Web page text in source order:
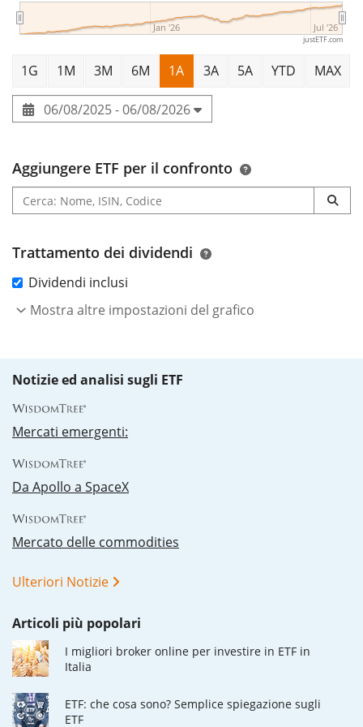
Jan '26 Jul '26
justETF.com
1G 1M 3M 6M 1A 3A 5A YTD MAX
06/08/2025 - 06/08/2026
Aggiungere ETF per il confronto
Trattamento dei dividendi
Dividendi inclusi
Mostra altre impostazioni del grafico
Notizie ed analisi sugli ETF
Mercati emergenti:
Da Apollo a SpaceX
Mercato delle commodities
Ulteriori Notizie
Articoli più popolari
I migliori broker online per investire in ETF in
Italia
ETF: che cosa sono? Semplice spiegazione sugli
ETF